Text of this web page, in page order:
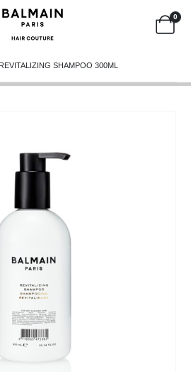
0
REVITALIZING SHAMPOO 300ML